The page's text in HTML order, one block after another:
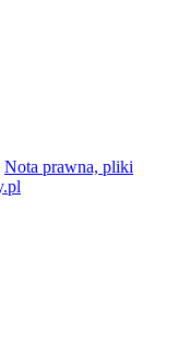
Nota prawna, pliki